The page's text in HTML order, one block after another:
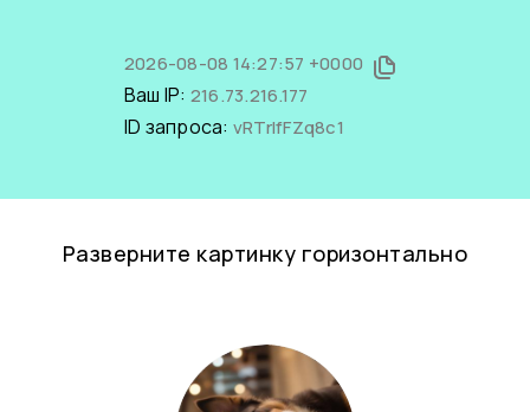
2026-08-08 14:27:57 +0000
Ваш IP: 216.73.216.177
ID запроса: vRTrIfFZq8c1
Разверните картинку горизонтально